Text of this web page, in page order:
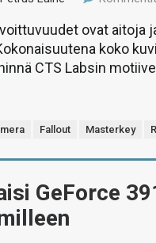
ovat aitoja
koko
CTS Labsin
Fallout Masterkey
GeForce